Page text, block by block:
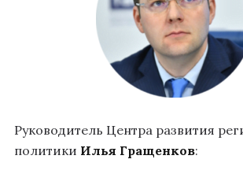
Руководитель Центра развития
политики Илья Гращенков: